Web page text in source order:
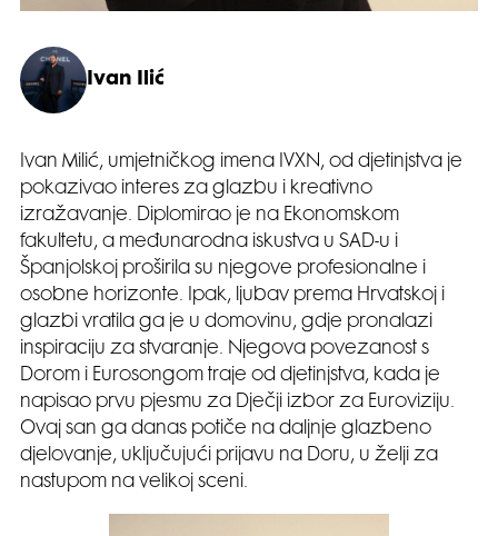
Ivan Ilić
Ivan Milić, umjetničkog imena IVXN, od djetinjstva je
pokazivao interes za glazbu i kreativno
izražavanje. Diplomirao je na Ekonomskom
fakultetu, a međunarodna iskustva u SAD-u i
Španjolskoj proširila su njegove profesionalne i
osobne horizonte. Ipak, ljubav prema Hrvatskoj i
glazbi vratila ga je u domovinu, gdje pronalazi
inspiraciju za stvaranje. Njegova povezanost s
Dorom i Eurosongom traje od djetinjstva, kada je
napisao prvu pjesmu za Dječji izbor za Euroviziju.
Ovaj san ga danas potiče na daljnje glazbeno
djelovanje, uključujući prijavu na Doru, u želji za
nastupom na velikoj sceni.